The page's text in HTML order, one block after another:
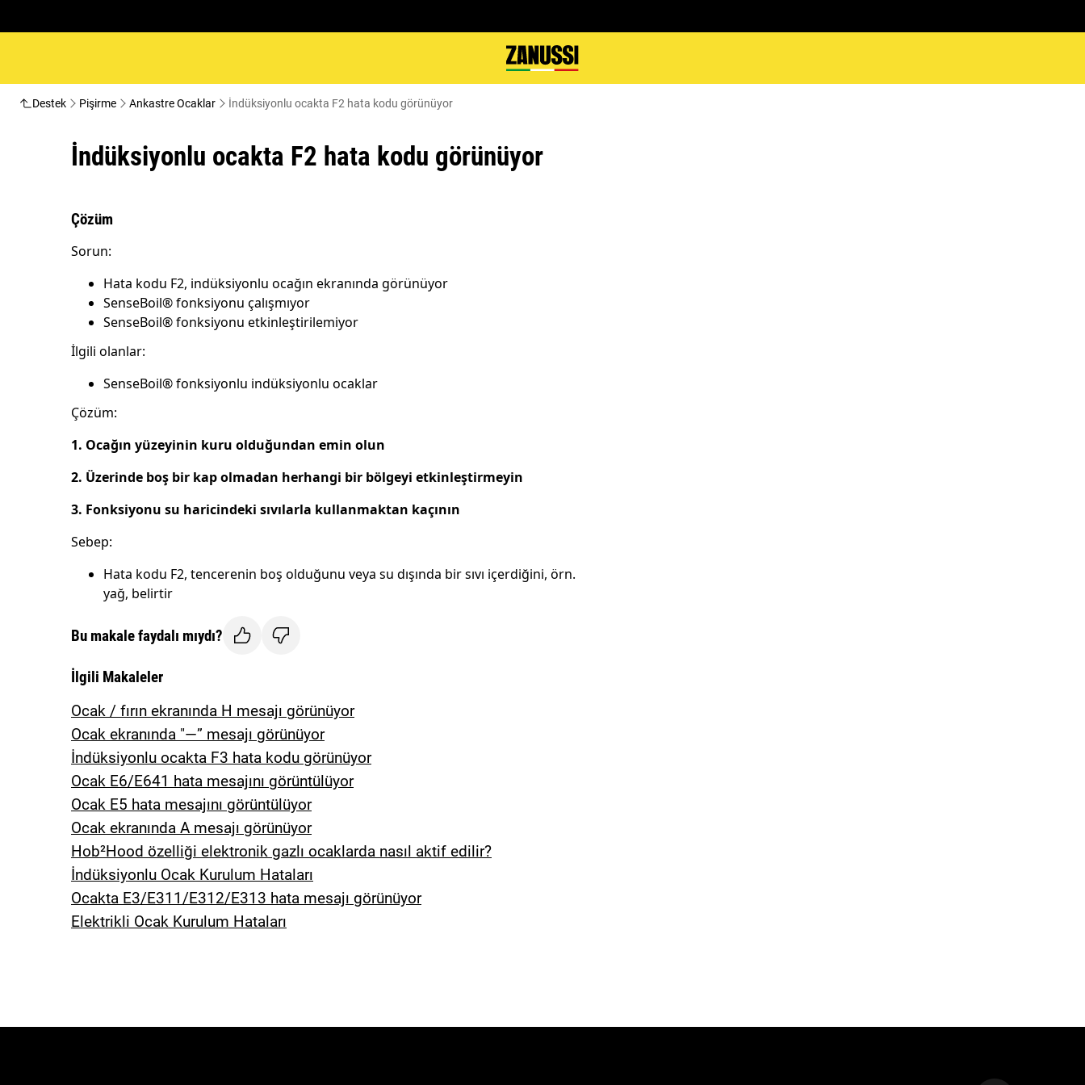
Destek Pişirme Ankastre Ocaklar İndüksiyonlu ocakta F2 hata kodu görünüyor
İndüksiyonlu ocakta F2 hata kodu görünüyor
Çözüm
Sorun:
Hata kodu F2, indüksiyonlu ocağın ekranında görünüyor
SenseBoil® fonksiyonu çalışmıyor
SenseBoil® fonksiyonu etkinleştirilemiyor
İlgili olanlar:
SenseBoil® fonksiyonlu indüksiyonlu ocaklar
Çözüm:
1. Ocağın yüzeyinin kuru olduğundan emin olun
2. Üzerinde boş bir kap olmadan herhangi bir bölgeyi etkinleştirmeyin
3. Fonksiyonu su haricindeki sıvılarla kullanmaktan kaçının
Sebep:
Hata kodu F2, tencerenin boş olduğunu veya su dışında bir sıvı içerdiğini, örn.
yağ, belirtir
Bu makale faydalı mıydı?
İlgili Makaleler
Ocak / fırın ekranında H mesajı görünüyor
Ocak ekranında "—” mesajı görünüyor
İndüksiyonlu ocakta F3 hata kodu görünüyor
Ocak E6/E641 hata mesajını görüntülüyor
Ocak E5 hata mesajını görüntülüyor
Ocak ekranında A mesajı görünüyor
Hob²Hood özelliği elektronik gazlı ocaklarda nasıl aktif edilir?
İndüksiyonlu Ocak Kurulum Hataları
Ocakta E3/E311/E312/E313 hata mesajı görünüyor
Elektrikli Ocak Kurulum Hataları